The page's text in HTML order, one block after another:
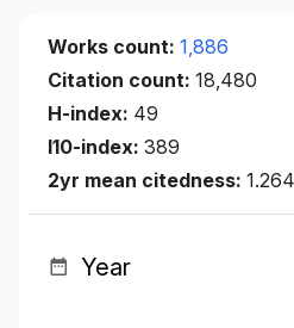
Works count: 1,886
Citation count: 18,480
H-index: 49
I10-index: 389
2yr mean citedness: 1.264
Year